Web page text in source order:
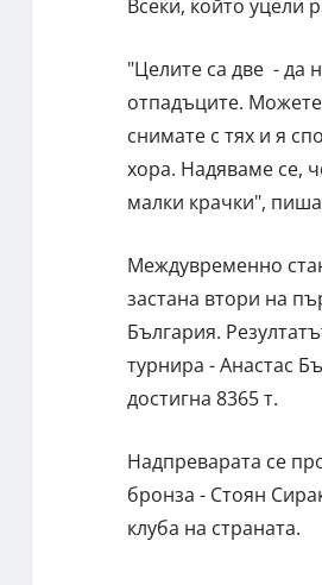
Всеки, който уцели
"Целите са две - да
отпадъците.
снимате с тях и я
хора. Надяваме се,
малки крачки",
Междувременно
застана втори на
България.
турнира - Анастас
достигна 8365 т.
Надпреварата се
бронза - Стоян
клуба на страната.